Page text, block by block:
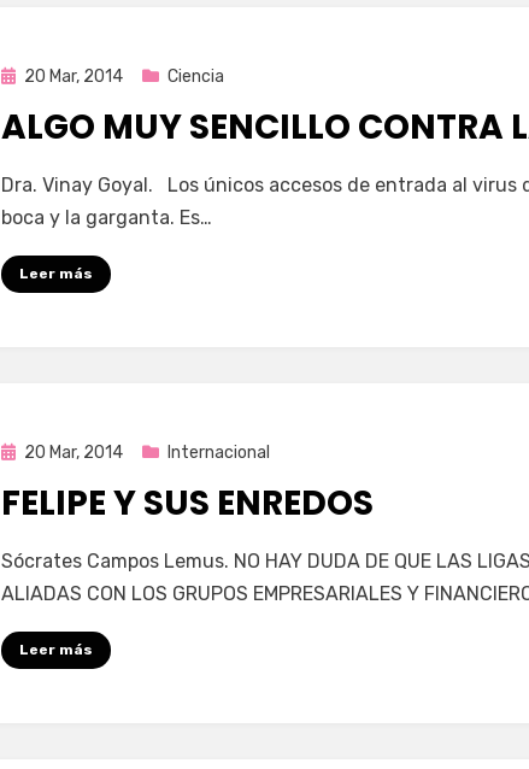
Publicada
20 Mar, 2014 Ciencia
ALGO MUY SENCILLO CONTRA
porEnrique
Dra. Vinay Goyal. Los únicos accesos de entrada al virus
boca y la garganta. Es…
Leer más
Publicada
20 Mar, 2014 Internacional
FELIPE Y SUS ENREDOS
porEnrique
Sócrates Campos Lemus. NO HAY DUDA DE QUE LAS
ALIADAS CON LOS GRUPOS EMPRESARIALES Y
Leer más